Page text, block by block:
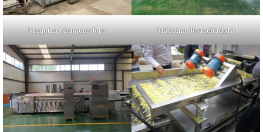
Maquina blanqueadora Máquina desaceitadora